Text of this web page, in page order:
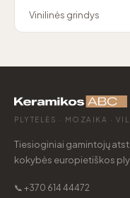
Vinilinės grindys
PLYTELĖS · MOZAIKA ·
Tiesioginiai gamintojų
kokybės europietiškos
📞 +370 614 44472